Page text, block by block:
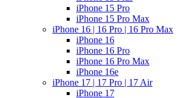
iPhone 15 Pro
iPhone 15 Pro Max
iPhone 16 | 16 Pro | 16 Pro Max
iPhone 16
iPhone 16 Pro
iPhone 16 Pro Max
iPhone 16e
iPhone 17 | 17 Pro | 17 Air
iPhone 17